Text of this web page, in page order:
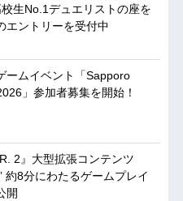
生No.1デュエリストの座を
エントリーを受付中
ームイベント「Sapporo
」参加者募集を開始！
2』大型拡張コンテンツ
約8分にわたるゲームプレイ
開